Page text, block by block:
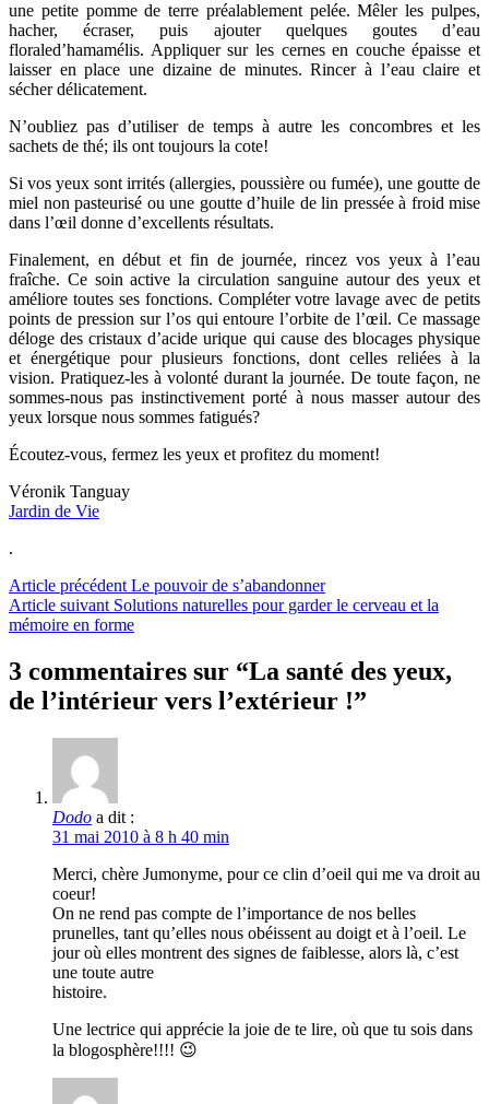
une petite pomme de terre préalablement pelée. Mêler les pulpes,
hacher, écraser, puis ajouter quelques goutes d’eau
floraled’hamamélis. Appliquer sur les cernes en couche épaisse et
laisser en place une dizaine de minutes. Rincer à l’eau claire et
sécher délicatement.
N’oubliez pas d’utiliser de temps à autre les concombres et les
sachets de thé; ils ont toujours la cote!
Si vos yeux sont irrités (allergies, poussière ou fumée), une goutte de
miel non pasteurisé ou une goutte d’huile de lin pressée à froid mise
dans l’œil donne d’excellents résultats.
Finalement, en début et fin de journée, rincez vos yeux à l’eau
fraîche. Ce soin active la circulation sanguine autour des yeux et
améliore toutes ses fonctions. Compléter votre lavage avec de petits
points de pression sur l’os qui entoure l’orbite de l’œil. Ce massage
déloge des cristaux d’acide urique qui cause des blocages physique
et énergétique pour plusieurs fonctions, dont celles reliées à la
vision. Pratiquez-les à volonté durant la journée. De toute façon, ne
sommes-nous pas instinctivement porté à nous masser autour des
yeux lorsque nous sommes fatigués?
Écoutez-vous, fermez les yeux et profitez du moment!
Véronik Tanguay
Jardin de Vie
.
Lire
la
Article précédent Le pouvoir de s’abandonner
Article suivant Solutions naturelles pour garder le cerveau et la
mémoire en forme
3 commentaires sur “La santé des yeux,
de l’intérieur vers l’extérieur !”
Dodo a dit :
31 mai 2010 à 8 h 40 min
Merci, chère Jumonyme, pour ce clin d’oeil qui me va droit au
coeur!
On ne rend pas compte de l’importance de nos belles
prunelles, tant qu’elles nous obéissent au doigt et à l’oeil. Le
jour où elles montrent des signes de faiblesse, alors là, c’est
une toute autre
histoire.
Une lectrice qui apprécie la joie de te lire, où que tu sois dans
la blogosphère!!!! 😉